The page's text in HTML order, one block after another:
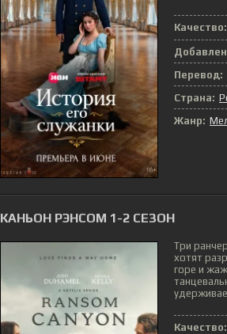
Качество:
Перевод:
Страна:
Жанр:
КАНЬОН РЭНСОМ 1-2 СЕЗОН
Три
хотят
горе и
Качество: